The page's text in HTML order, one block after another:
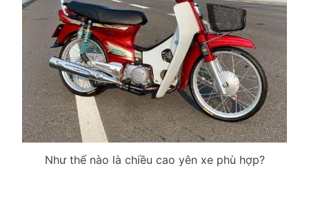
Như thế nào là chiều cao yên xe phù hợp?